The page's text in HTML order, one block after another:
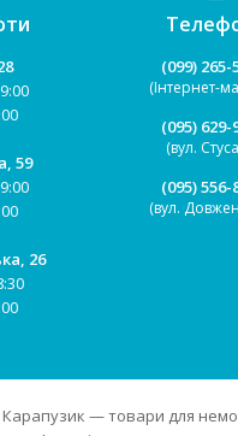
59
26
(099) 265-
(Інтернет-
(095) 629-
(вул.
(095) 556-
(вул.
— товари для